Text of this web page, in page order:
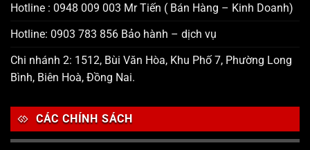
Hotline : 0948 009 003 Mr Tiến ( Bán Hàng – Kinh Doanh)
Hotline: 0903 783 856 Bảo hành – dịch vụ
Chi nhánh 2: 1512, Bùi Văn Hòa, Khu Phố 7, Phường Long
Bình, Biên Hoà, Đồng Nai.
CÁC CHÍNH SÁCH